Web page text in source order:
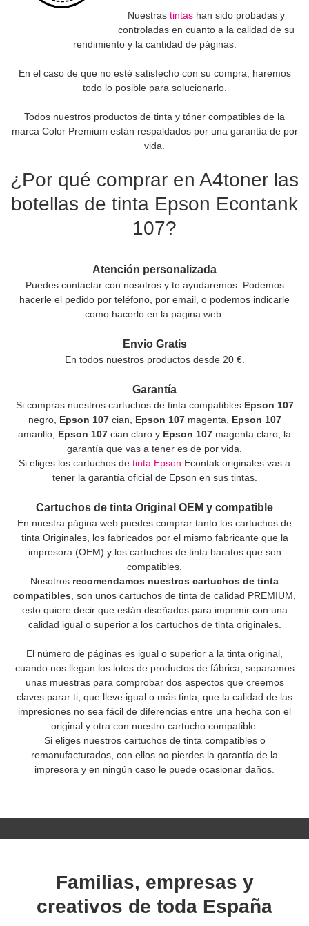
Nuestras tintas han sido probadas y
controladas en cuanto a la calidad de su
rendimiento y la cantidad de páginas.
En el caso de que no esté satisfecho con su compra, haremos
todo lo posible para solucionarlo.
Todos nuestros productos de tinta y tóner compatibles de la
marca Color Premium están respaldados por una garantía de por
vida.
¿Por qué comprar en A4toner las
botellas de tinta Epson Econtank
107?
Atención personalizada
Puedes contactar con nosotros y te ayudaremos. Podemos
hacerle el pedido por teléfono, por email, o podemos indicarle
como hacerlo en la página web.
Envio Gratis
En todos nuestros productos desde 20 €.
Garantía
Si compras nuestros cartuchos de tinta compatiblesEpson 107
negro, Epson 107cian, Epson 107magenta, Epson 107
amarillo, Epson 107 cian claro y Epson 107 magenta claro, la
garantía que vas a tener es de por vida.
Si eliges los cartuchos de tinta Epson Econtak originales vas a
tener la garantía oficial de Epson en sus tintas.
Cartuchos de tinta Original OEM y compatible
En nuestra página web puedes comprar tanto los cartuchos de
tinta Originales, los fabricados por el mismo fabricante que la
impresora (OEM) y los cartuchos de tinta baratos que son
compatibles.
Nosotros recomendamos nuestros cartuchos de tinta
compatibles, son unos cartuchos de tinta de calidad PREMIUM,
esto quiere decir que están diseñados para imprimir con una
calidad igual o superior a los cartuchos de tinta originales.
El número de páginas es igual o superior a la tinta original,
cuando nos llegan los lotes de productos de fábrica, separamos
unas muestras para comprobar dos aspectos que creemos
claves parar ti, que lleve igual o más tinta, que la calidad de las
impresiones no sea fácil de diferencias entre una hecha con el
original y otra con nuestro cartucho compatible.
Si eliges nuestros cartuchos de tinta compatibles o
remanufacturados, con ellos no pierdes la garantía de la
impresora y en ningún caso le puede ocasionar daños.
Familias, empresas y
creativos de toda España